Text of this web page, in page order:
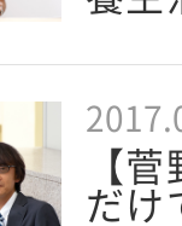
【
だけ